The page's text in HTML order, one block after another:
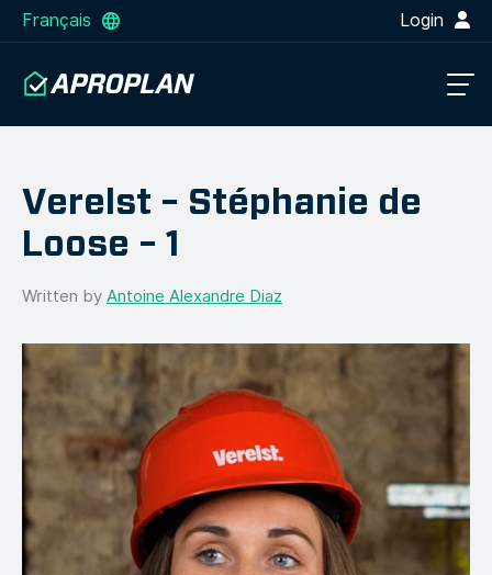
Français Login
Verelst – Stéphanie de
Loose – 1
Written byAntoine Alexandre Diaz